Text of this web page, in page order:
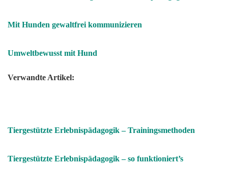
Mit Hunden gewaltfrei kommunizieren
Umweltbewusst mit Hund
Verwandte Artikel:
Tiergestützte Erlebnispädagogik – Trainingsmethoden
Tiergestützte Erlebnispädagogik – so funktioniert’s